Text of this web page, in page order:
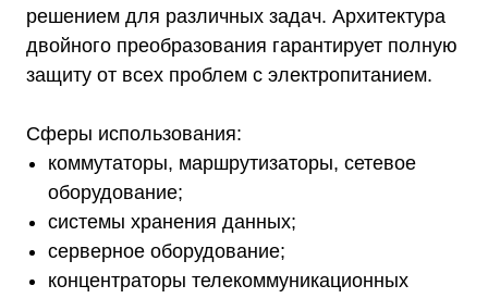
решением для различных задач. Архитектура
двойного преобразования гарантирует полную
защиту от всех проблем с электропитанием.
Сферы использования:
коммутаторы, маршрутизаторы, сетевое
оборудование;
системы хранения данных;
серверное оборудование;
концентраторы телекоммуникационных